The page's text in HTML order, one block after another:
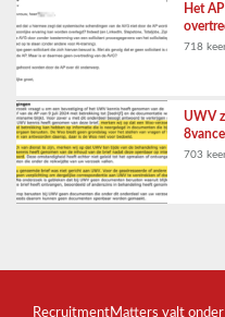
Het
718
UWV
703
RecruitmentMatters valt onder